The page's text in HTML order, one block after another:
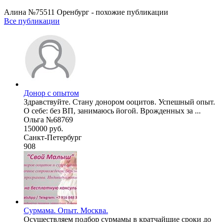
Алина №75511 Оренбург - похожие публикации
Все публикации
Донор с опытом
Здравствуйте. Стану донором ооцитов. Успешный опыт.
О себе: без ВП, занимаюсь йогой. Врожденных за ...
Ольга №68769
150000 руб.
Санкт-Петербург
908
Сурмама. Опыт. Москва.
Осуществляем подбор сурмамы в кратчайшие сроки до